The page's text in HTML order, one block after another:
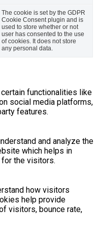
The cookie is set by the GDPR
Cookie Consent plugin and is
used to store whether or not
user has consented to the use
of cookies. It does not store
any personal data.
functionalities like
social media platforms,
features.
and analyze the
which helps in
the visitors.
how visitors
help provide
visitors, bounce rate,